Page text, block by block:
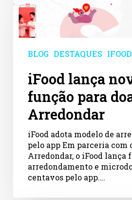
nova
função
para
com
Arredondar
BLOG DESTAQUES IFOOD
iFood lança
função para
Arredondar
iFood adota modelo de
pelo app Em parceria
Arredondar, o iFood lança
arredondamento e
centavos pelo app.…